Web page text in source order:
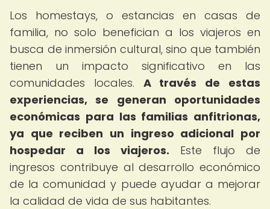
Los homestays, o estancias en casas de
familia, no solo benefician a los viajeros en
busca de inmersión cultural, sino que también
tienen un impacto significativo en las
comunidades locales. A través de estas
experiencias, se generan oportunidades
económicas para las familias anfitrionas,
ya que reciben un ingreso adicional por
hospedar a los viajeros. Este flujo de
ingresos contribuye al desarrollo económico
de la comunidad y puede ayudar a mejorar
la calidad de vida de sus habitantes.